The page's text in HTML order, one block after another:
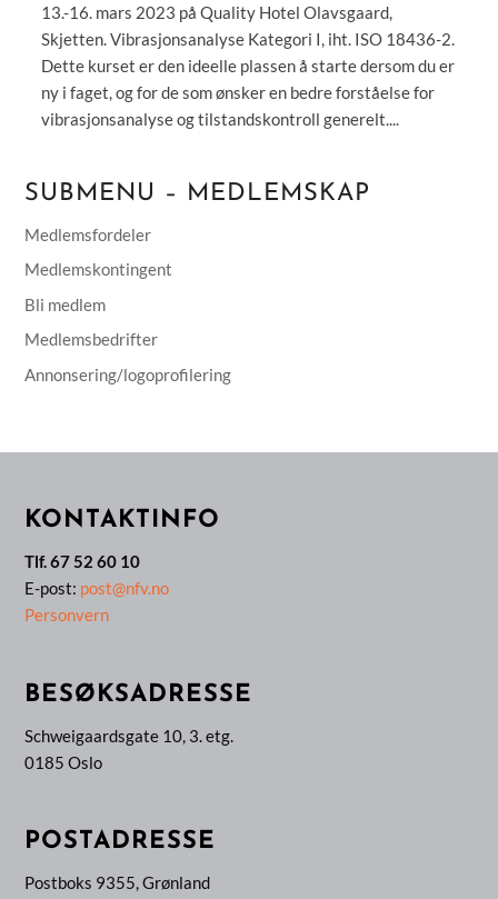
13.-16. mars 2023 på Quality Hotel Olavsgaard,
Skjetten. Vibrasjonsanalyse Kategori I, iht. ISO 18436-2.
Dette kurset er den ideelle plassen å starte dersom du er
ny i faget, og for de som ønsker en bedre forståelse for
vibrasjonsanalyse og tilstandskontroll generelt....
SUBMENU – MEDLEMSKAP
Medlemsfordeler
Medlemskontingent
Bli medlem
Medlemsbedrifter
Annonsering/logoprofilering
KONTAKTINFO
Tlf. 67 52 60 10
E-post: post@nfv.no
Personvern
BESØKSADRESSE
Schweigaardsgate 10, 3. etg.
0185 Oslo
POSTADRESSE
Postboks 9355, Grønland